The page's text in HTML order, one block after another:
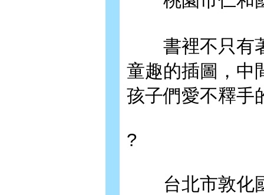
書裡不只有著
童趣的插圖，中
孩子們愛不釋手
?
台北市敦化